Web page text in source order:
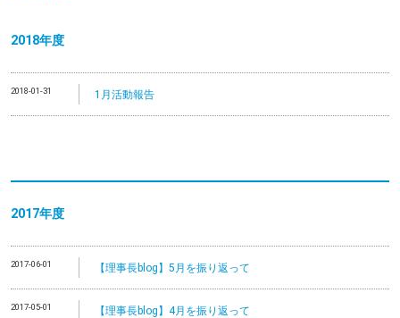
2018年度
2018-01-31 1月活動報告
2017年度
2017-06-01 【理事長blog】5月を振り返って
2017-05-01 【理事長blog】4月を振り返って